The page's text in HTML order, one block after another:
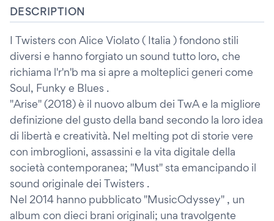
DESCRIPTION
I Twisters con Alice Violato ( Italia ) fondono stili
diversi e hanno forgiato un sound tutto loro, che
richiama l'r'n'b ma si apre a molteplici generi come
Soul, Funky e Blues .
"Arise" (2018) è il nuovo album dei TwA e la migliore
definizione del gusto della band secondo la loro idea
di libertà e creatività. Nel melting pot di storie vere
con imbroglioni, assassini e la vita digitale della
società contemporanea; "Must" sta emancipando il
sound originale dei Twisters .
Nel 2014 hanno pubblicato "MusicOdyssey" , un
album con dieci brani originali; una travolgente